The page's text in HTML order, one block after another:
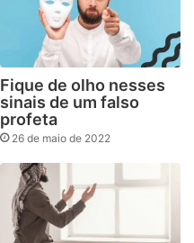
Fique de olho nesses
sinais de um falso
profeta
26 de maio de 2022